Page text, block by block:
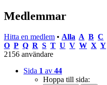
Medlemmar
Hitta en medlem • Alla A B C
O P Q R S T U V W X Y
2156 användare
Sida 1 av 44
Hoppa till sida: